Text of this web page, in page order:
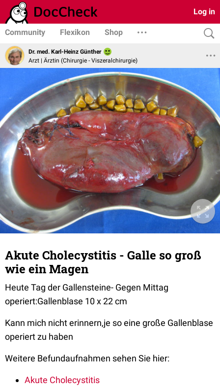
Log in
Community Flexikon Shop
Dr. med. Karl-Heinz Günther
Arzt | Ärztin (Chirurgie - Viszeralchirurgie)
Akute Cholecystitis - Galle so groß
wie ein Magen
Heute Tag der Gallensteine- Gegen Mittag
operiert:Gallenblase 10 x 22 cm
Kann mich nicht erinnern,je so eine große Gallenblase
operiert zu haben
Weitere Befundaufnahmen sehen Sie hier:
Akute Cholecystitis